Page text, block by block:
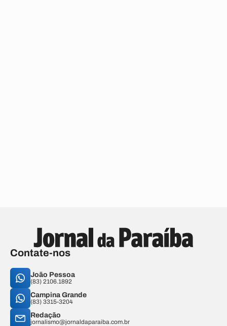
Contate-nos
João Pessoa
(83) 2106.1892
Campina Grande
(83) 3315-3204
Redação
jornalismo@jornaldaparaiba.com.br